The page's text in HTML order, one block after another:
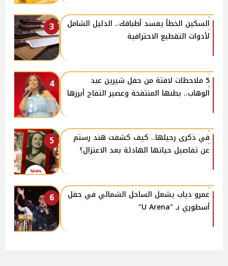
3
السكين الخطأ يفسد أطباقك.. الدليل الشامل
لأدوات التقطيع الاحترافية
4
5 ملاحظات لافتة من حفل شيرين عبد
الوهاب.. بطنها المنتفخة وعصير التفاح أبرزها
5
في ذكرى رحيلها.. كيف كشفت هند رستم
عن تفاصيل حياتها الهادئة بعد الاعتزال؟
6
عمرو دياب يشعل الساحل الشمالي في حفل
أسطوري بـ "U Arena"